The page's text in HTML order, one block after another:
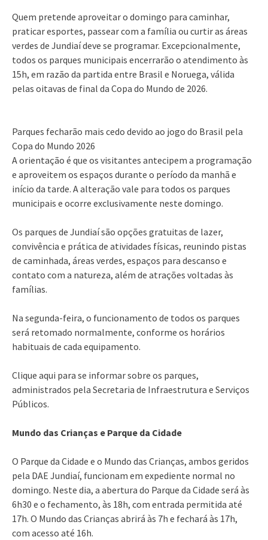
Quem pretende aproveitar o domingo para caminhar,
praticar esportes, passear com a família ou curtir as áreas
verdes de Jundiaí deve se programar. Excepcionalmente,
todos os parques municipais encerrarão o atendimento às
15h, em razão da partida entre Brasil e Noruega, válida
pelas oitavas de final da Copa do Mundo de 2026.
Parques fecharão mais cedo devido ao jogo do Brasil pela
Copa do Mundo 2026
A orientação é que os visitantes antecipem a programação
e aproveitem os espaços durante o período da manhã e
início da tarde. A alteração vale para todos os parques
municipais e ocorre exclusivamente neste domingo.
Os parques de Jundiaí são opções gratuitas de lazer,
convivência e prática de atividades físicas, reunindo pistas
de caminhada, áreas verdes, espaços para descanso e
contato com a natureza, além de atrações voltadas às
famílias.
Na segunda-feira, o funcionamento de todos os parques
será retomado normalmente, conforme os horários
habituais de cada equipamento.
Clique aqui para se informar sobre os parques,
administrados pela Secretaria de Infraestrutura e Serviços
Públicos.
Mundo das Crianças e Parque da Cidade
O Parque da Cidade e o Mundo das Crianças, ambos geridos
pela DAE Jundiaí, funcionam em expediente normal no
domingo. Neste dia, a abertura do Parque da Cidade será às
6h30 e o fechamento, às 18h, com entrada permitida até
17h. O Mundo das Crianças abrirá às 7h e fechará às 17h,
com acesso até 16h.